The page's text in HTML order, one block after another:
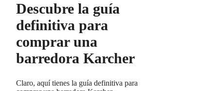
Descubre la guía
definitiva para
comprar una
barredora Karcher
Claro, aquí tienes la guía definitiva para